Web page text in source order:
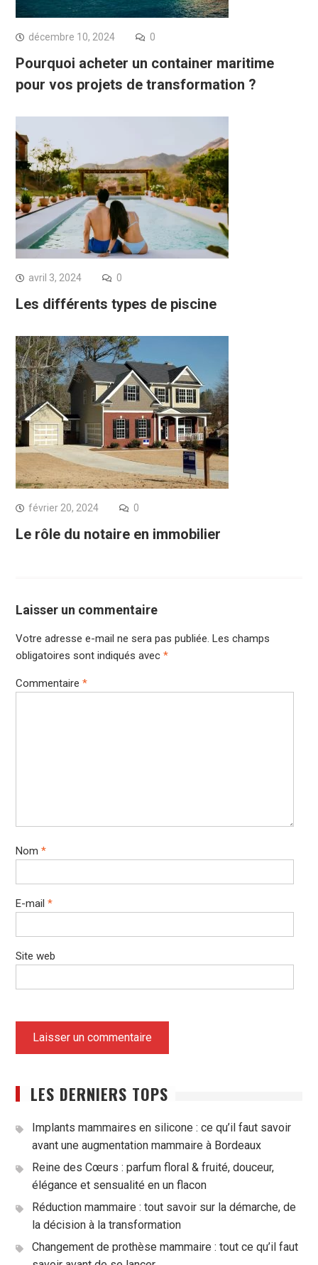
décembre 10, 2024 0
Pourquoi acheter un container maritime
pour vos projets de transformation ?
avril 3, 2024 0
Les différents types de piscine
février 20, 2024 0
Le rôle du notaire en immobilier
Laisser un commentaire
Votre adresse e-mail ne sera pas publiée. Les champs
obligatoires sont indiqués avec *
Commentaire *
Nom *
E-mail *
Site web
LES DERNIERS TOPS
Implants mammaires en silicone : ce qu’il faut savoir
avant une augmentation mammaire à Bordeaux
Reine des Cœurs : parfum floral & fruité, douceur,
élégance et sensualité en un flacon
Réduction mammaire : tout savoir sur la démarche, de
la décision à la transformation
Changement de prothèse mammaire : tout ce qu’il faut